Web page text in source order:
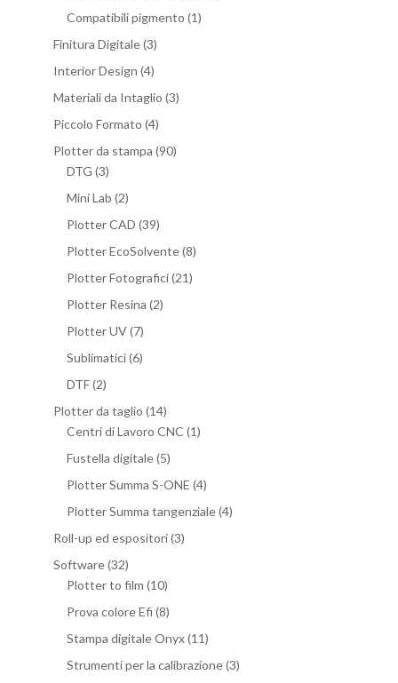
Compatibili pigmento (1)
Finitura Digitale(3)
Interior Design (4)
Materiali da Intaglio (3)
Piccolo Formato (4)
Plotter da stampa (90)
DTG (3)
Mini Lab (2)
Plotter CAD (39)
Plotter EcoSolvente(8)
Plotter Fotografici(21)
Plotter Resina (2)
Plotter UV(7)
Sublimatici(6)
DTF(2)
Plotter da taglio (14)
Centri di Lavoro CNC (1)
Fustella digitale(5)
Plotter Summa S-ONE (4)
Plotter Summa tangenziale(4)
Roll-up ed espositori(3)
Software(32)
Plotter to film (10)
Prova colore Efi (8)
Stampa digitale Onyx(11)
Strumenti per la calibrazione(3)